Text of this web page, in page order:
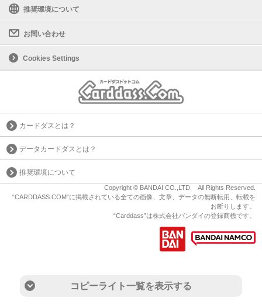
推奨環境について
お問い合わせ
Cookies Settings
カードダスとは？
データカードダスとは？
推奨環境について
Copyright © BANDAI CO.,LTD. All Rights Reserved.
“CARDDASS.COM”に掲載されている全ての画像、文章、データの無断転用、転載を
お断りします。
“Carddass”は株式会社バンダイの登録商標です。
コピーライト一覧を表示する